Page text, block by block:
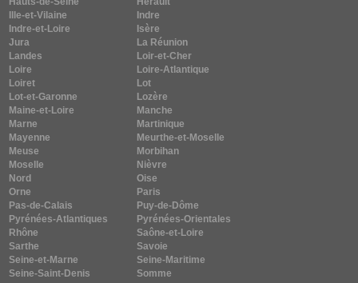
Ille-et-Vilaine
Indre
Indre-et-Loire
Isère
Jura
La Réunion
Landes
Loir-et-Cher
Loire
Loire-Atlantique
Loiret
Lot
Lot-et-Garonne
Lozère
Maine-et-Loire
Manche
Marne
Martinique
Mayenne
Meurthe-et-Moselle
Meuse
Morbihan
Moselle
Nièvre
Nord
Oise
Orne
Paris
Pas-de-Calais
Puy-de-Dôme
Pyrénées-Atlantiques
Pyrénées-Orientales
Rhône
Saône-et-Loire
Sarthe
Savoie
Seine-et-Marne
Seine-Maritime
Seine-Saint-Denis
Somme